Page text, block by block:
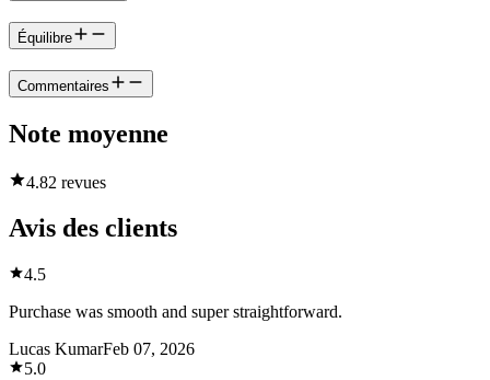
Équilibre
Commentaires
Note moyenne
4.82 revues
Avis des clients
4.5
Purchase was smooth and super straightforward.
Lucas KumarFeb 07, 2026
5.0